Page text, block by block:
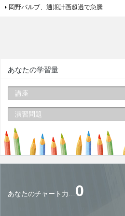
岡野バルブ、通期計画超過で急騰
あなたの学習量
講座
演習問題
あなたのチャート力…0